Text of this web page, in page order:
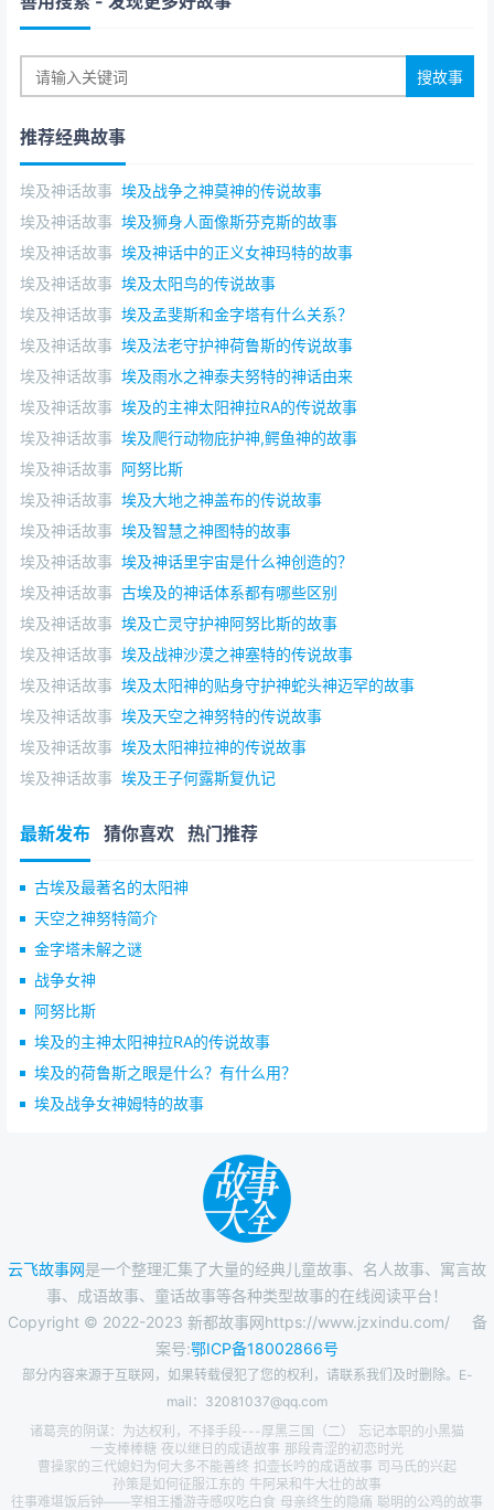
推荐经典故事
埃及神话故事 埃及战争之神莫神的传说故事
埃及神话故事 埃及狮身人面像斯芬克斯的故事
埃及神话故事 埃及神话中的正义女神玛特的故事
埃及神话故事 埃及太阳鸟的传说故事
埃及神话故事 埃及孟斐斯和金字塔有什么关系？
埃及神话故事 埃及法老守护神荷鲁斯的传说故事
埃及神话故事 埃及雨水之神泰夫努特的神话由来
埃及神话故事 埃及的主神太阳神拉RA的传说故事
埃及神话故事 埃及爬行动物庇护神,鳄鱼神的故事
埃及神话故事 阿努比斯
埃及神话故事 埃及大地之神盖布的传说故事
埃及神话故事 埃及智慧之神图特的故事
埃及神话故事 埃及神话里宇宙是什么神创造的？
埃及神话故事 古埃及的神话体系都有哪些区别
埃及神话故事 埃及亡灵守护神阿努比斯的故事
埃及神话故事 埃及战神沙漠之神塞特的传说故事
埃及神话故事 埃及太阳神的贴身守护神蛇头神迈罕的故事
埃及神话故事 埃及天空之神努特的传说故事
埃及神话故事 埃及太阳神拉神的传说故事
埃及神话故事 埃及王子何露斯复仇记
最新发布 猜你喜欢 热门推荐
古埃及最著名的太阳神
天空之神努特简介
金字塔未解之谜
战争女神
阿努比斯
埃及的主神太阳神拉RA的传说故事
埃及的荷鲁斯之眼是什么？有什么用？
埃及战争女神姆特的故事
云飞故事网是一个整理汇集了大量的经典儿童故事、名人故事、寓言故
事、成语故事、童话故事等各种类型故事的在线阅读平台！
Copyright © 2022-2023 新都故事网https://www.jzxindu.com/
备
案号:鄂ICP备18002866号
部分内容来源于互联网，如果转载侵犯了您的权利，请联系我们及时删除。E-
mail：32081037@qq.com
诸葛亮的阴谋：为达权利，不择手段---厚黑三国（二）
忘记本职的小黑猫
一支棒棒糖 夜以继日的成语故事 那段青涩的初恋时光
曹操家的三代媳妇为何大多不能善终 扣壶长吟的成语故事 司马氏的兴起
孙策是如何征服江东的 牛阿呆和牛大壮的故事
往事难堪饭后钟——宰相王播游寺感叹吃白食 母亲终生的隐痛 聪明的公鸡的故事